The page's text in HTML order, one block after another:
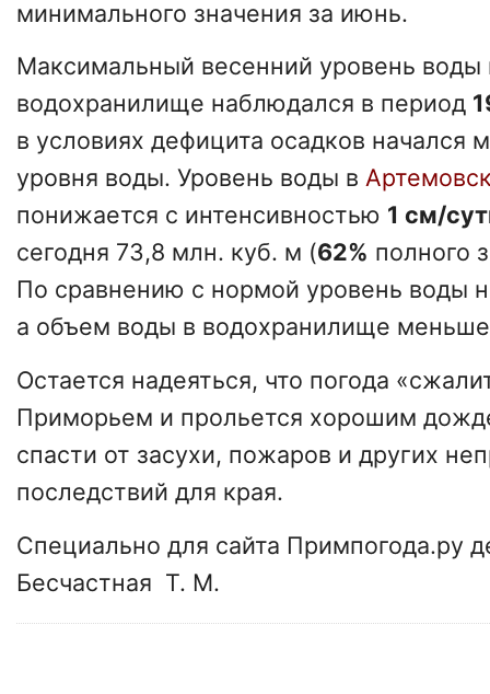
минимального значения за июнь.
Максимальный весенний уровень
водохранилище наблюдался в период
в условиях дефицита осадков начался
уровня воды. Уровень воды в
понижается с интенсивностью 1 см/
сегодня 73,8 млн. куб. м (62% полного
По сравнению с нормой уровень воды
а объем воды в водохранилище
Остается надеяться, что погода
Приморьем и прольется хорошим
спасти от засухи, пожаров и других
последствий для края.
Специально для сайта Примпогода.ру
Бесчастная Т. М.